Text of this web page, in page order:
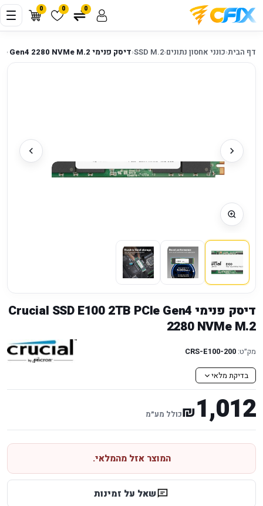
0 0 0
דף הבית‹כונני אחסון נתונים‹
SSD M.2
‹דיסק פנימי Crucial SSD E100 2TB PCIe Gen4 2280 NVMe M.2
דיסק פנימי Crucial SSD E100 2TB PCIe Gen4
2280 NVMe M.2
מק״ט: CRS-E100-200
בדיקת מלאי
1,012
₪כולל מע״מ
המוצר אזל מהמלאי.
שאל על זמינות